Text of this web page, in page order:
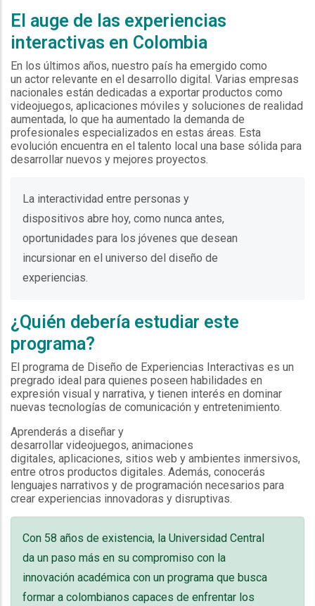
El auge de las experiencias
interactivas en Colombia
En los últimos años, nuestro país ha emergido como
un actor relevante en el desarrollo digital. Varias empresas
nacionales están dedicadas a exportar productos como
videojuegos, aplicaciones móviles y soluciones de realidad
aumentada, lo que ha aumentado la demanda de
profesionales especializados en estas áreas. Esta
evolución encuentra en el talento local una base sólida para
desarrollar nuevos y mejores proyectos.
La interactividad entre personas y
dispositivos abre hoy, como nunca antes,
oportunidades para los jóvenes que desean
incursionar en el universo del diseño de
experiencias.
¿Quién debería estudiar este
programa?
El programa de Diseño de Experiencias Interactivas es un
pregrado ideal para quienes poseen habilidades en
expresión visual y narrativa, y tienen interés en dominar
nuevas tecnologías de comunicación y entretenimiento.
Aprenderás a diseñar y
desarrollar videojuegos, animaciones
digitales, aplicaciones, sitios web y ambientes inmersivos,
entre otros productos digitales. Además, conocerás
lenguajes narrativos y de programación necesarios para
crear experiencias innovadoras y disruptivas.
Con 58 años de existencia, la Universidad Central
da un paso más en su compromiso con la
innovación académica con un programa que busca
formar a colombianos capaces de enfrentar los